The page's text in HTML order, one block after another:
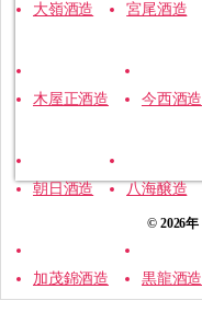
大嶺酒造 宮尾酒造
木屋正酒造 今西酒造
朝日酒造 八海醸造
加茂錦酒造 黒龍酒造
© 2026年